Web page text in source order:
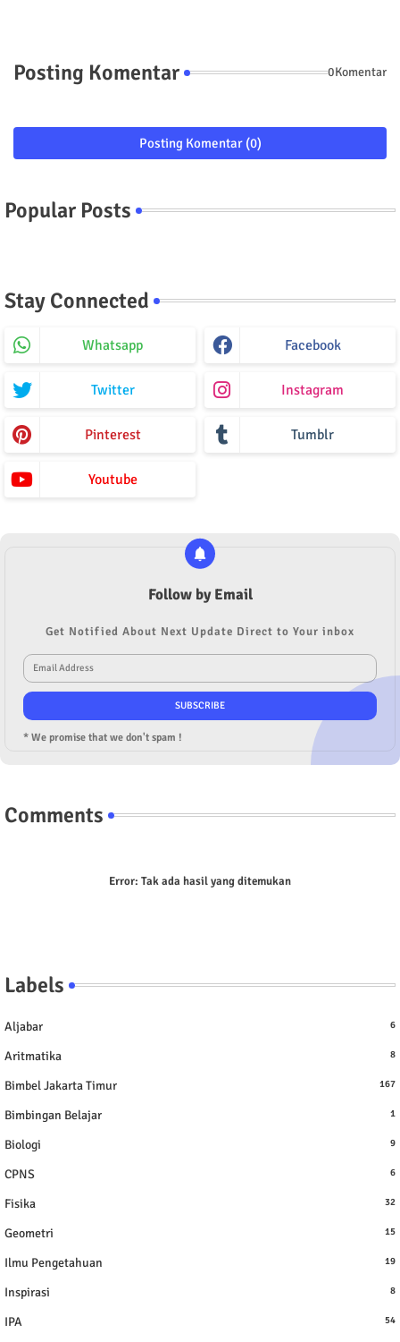
Posting Komentar 0Komentar
Posting Komentar (0)
Popular Posts
Stay Connected
Whatsapp Facebook
Twitter Instagram
Pinterest Tumblr
Youtube
Follow by Email
Get Notified About Next Update Direct to Your inbox
* We promise that we don't spam !
Comments
Error: Tak ada hasil yang ditemukan
Labels
Aljabar 6
Aritmatika 8
Bimbel Jakarta Timur 167
Bimbingan Belajar 1
Biologi 9
CPNS 6
Fisika 32
Geometri 15
Ilmu Pengetahuan 19
Inspirasi 8
IPA 54